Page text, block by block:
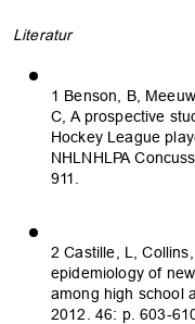
Literatur
1 Benson, B,
C, A prospective
Hockey League
NHLNHLPA
911.
2 Castille, L,
epidemiology of
among high school
2012. 46: p. 603-